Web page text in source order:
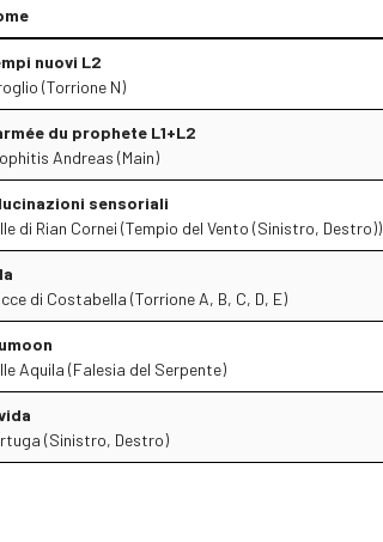
nuovi L2
(Torrione N)
du prophete L1+L2
Andreas (Main)
sensoriali
di Rian Cornei (Tempio del Vento (Sinistro, Destro))
di Costabella (Torrione A, B, C, D, E)
Aquila (Falesia del Serpente)
(Sinistro, Destro)